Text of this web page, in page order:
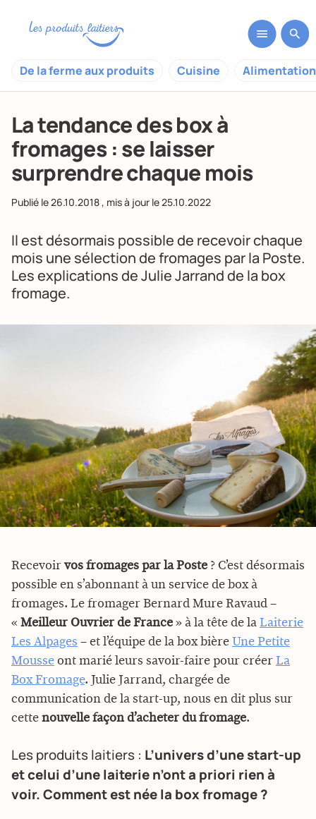
De la ferme aux produits Cuisine
La tendance des box à
fromages : se laisser
surprendre chaque mois
Publié le26.10.2018, mis à jour le25.10.2022
Il est désormais possible de recevoir chaque
mois une sélection de fromages par la Poste.
Les explications de Julie Jarrand de la box
fromage.
Recevoir vos fromages par la Poste ? C’est désormais
possible en s’abonnant à un service de box à
fromages. Le fromager Bernard Mure Ravaud –
« Meilleur Ouvrier de France » à la tête de la Laiterie
Les Alpages – et l’équipe de la box bière Une Petite
Mousse ont marié leurs savoir-faire pour créer La
Box Fromage. Julie Jarrand, chargée de
communication de la start-up, nous en dit plus sur
cette nouvelle façon d’acheter du fromage.
Les produits laitiers : L’univers d’une start-up
et celui d’une laiterie n’ont a priori rien à
voir. Comment est née la box fromage ?